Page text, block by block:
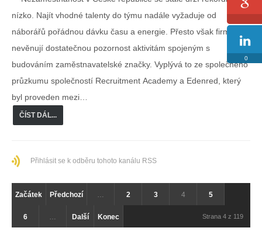
nízko. Najít vhodné talenty do týmu nadále vyžaduje od
náborářů pořádnou dávku času a energie. Přesto však firmy
nevěnují dostatečnou pozornost aktivitám spojeným s
budováním zaměstnavatelské značky. Vyplývá to ze společného
průzkumu společností Recruitment Academy a Edenred, který
byl proveden mezi…
ČÍST DÁL...
Přihlásit se k odběru tohoto kanálu RSS
Začátek Předchozí … 2 3 4 5
6 … Další Konec Strana 4 z 119
0